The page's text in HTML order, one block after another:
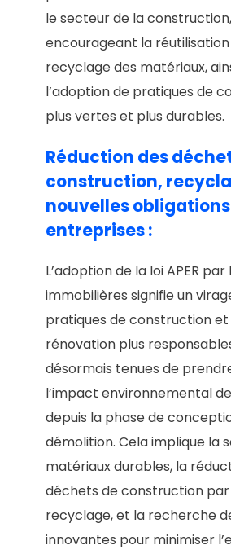
le secteur de la construction,
encourageant la
recyclage des matériaux,
l’adoption de pratiques de
plus vertes et plus durables.
Réduction des
construction,
nouvelles
entreprises :
L’adoption de la loi APER
immobilières signifie un
pratiques de construction
rénovation plus
désormais tenues de
l’impact environnemental
depuis la phase de
démolition. Cela implique la
matériaux durables, la
déchets de construction
recyclage, et la recherche
innovantes pour minimiser